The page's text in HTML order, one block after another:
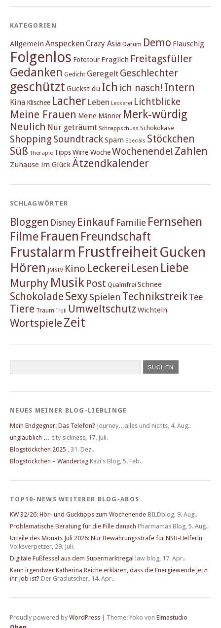
KATEGORIEN
Allgemein Anspecken Crazy Asia Darum Demo Flauschig
Folgenlos Fototour Fraglich Freitagsfüller
Gedanken Gedicht Geregelt Geschlechter
geschützt Guckst du Ich ich nasch! Intern
Kina Klischee Lacher Leben Leckerei Lichtblicke
Meine Frauen Meine Männer Merk-würdig
Neulich Nur geträumt Schnappschuss Schokokäse
Shopping SoundtrackSpam Specials Stöckchen
Süß Therapie TippsWirre WocheWochenende! Zahlen
Zuhause im Glück Ätzendkalender
SCHLAGWÖRTER
Bloggen Disney Einkauf Familie Fernsehen
Filme Frauen Freundschaft
Frustalarm FrustfreiheitGucken
Hören JMStV Kino Leckerei Lesen Liebe
Murphy Musik Post Qualmfrei Schnee
Schokolade SexySpielen Technikstreik Tee
Tiere Traum Troll Umweltschutz Wichteln
Wortspiele Zeit
NEUES MEINER BLOG-LIEBLINGE
Mein Endgegner: Das Telefon? Journey…alles und nichts 4. Aug..
unglaublich …
city sickness 17. Juli.
Blogstöckchen 2025
31. Dez..
Blogstöckchen – Wandertag Kazi's Blog 5. Feb..
TOP10-NEWS WEITERER BLOG-ABOS
KW 32/26: Hör- und Gucktipps zum Wochenende BILDblog 9. Aug..
Problematische Beratung für die Pille danach Pharmamas Blog 5. Aug..
Urteile des Monats Juli 2026: Nur Bewährungsstrafe für NSU-Helferin
Volksverpetzer 29. Juli.
Digitale Fußfessel aus dem Supermarktregal
law blog 17. Apr..
Kann irgendwer Katherina Reiche erklären, dass die Energiewende jetzt
ihr Job ist? Der Graslutscher 14. Apr..
Proudly powered by WordPress Theme: Yoko von Elmastudio